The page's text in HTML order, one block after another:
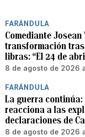
FARÁNDULA
Comediante
transformación
libras: “El 24 de
8 de agosto de 2026
FARÁNDULA
La guerra continúa:
reacciona a las
declaraciones de
8 de agosto de 2026